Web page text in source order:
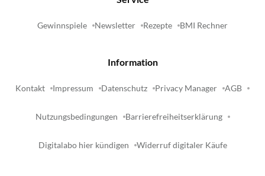
Gewinnspiele Newsletter Rezepte BMI Rechner
Information
Kontakt Impressum Datenschutz Privacy Manager AGB
Nutzungsbedingungen Barrierefreiheitserklärung
Digitalabo hier kündigen Widerruf digitaler Käufe